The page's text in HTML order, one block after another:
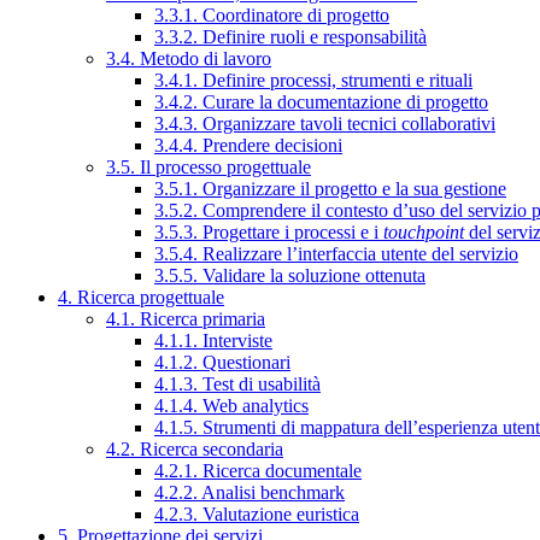
3.3.1. Coordinatore di progetto
3.3.2. Definire ruoli e responsabilità
3.4. Metodo di lavoro
3.4.1. Definire processi, strumenti e rituali
3.4.2. Curare la documentazione di progetto
3.4.3. Organizzare tavoli tecnici collaborativi
3.4.4. Prendere decisioni
3.5. Il processo progettuale
3.5.1. Organizzare il progetto e la sua gestione
3.5.2. Comprendere il contesto d’uso del servizio
3.5.3. Progettare i processi e i touchpointdel
3.5.4. Realizzare l’interfaccia utente del servizio
3.5.5. Validare la soluzione ottenuta
4. Ricerca progettuale
4.1. Ricerca primaria
4.1.1. Interviste
4.1.2. Questionari
4.1.3. Test di usabilità
4.1.4. Web analytics
4.1.5. Strumenti di mappatura dell’esperienza
4.2. Ricerca secondaria
4.2.1. Ricerca documentale
4.2.2. Analisi benchmark
4.2.3. Valutazione euristica
5. Progettazione dei servizi